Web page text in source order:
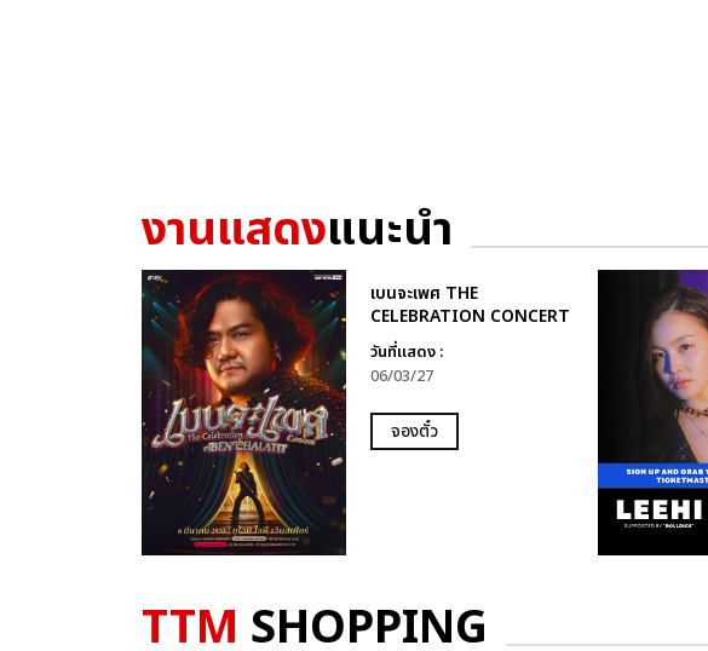
งานแสดงแนะนำ
เบนจะเพศ THE
CELEBRATION CONCERT
วันที่แสดง :
06/03/27
จองตั๋ว
TTM SHOPPING